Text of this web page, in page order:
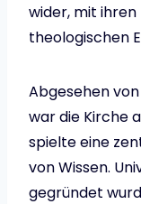
wider, mit ihren
theologischen
Abgesehen
war die Kirche
spielte eine
von Wissen.
gegründet